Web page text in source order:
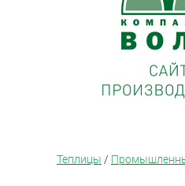
Теплицы /